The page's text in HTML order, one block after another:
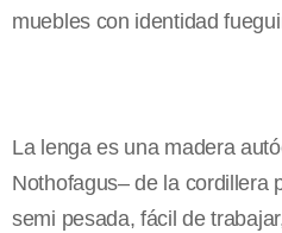
muebles con identidad
La lenga es una madera
Nothofagus– de la cordillera
semi pesada, fácil de